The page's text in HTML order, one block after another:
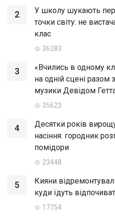
2
У школу шукають
точки світу: не
клас
36283
3
«Вчились в одному
на одній сцені
музики Девідом
35623
4
Десятки років
насіння: городник
помідори
23448
5
Кияни
куди їдуть
17754